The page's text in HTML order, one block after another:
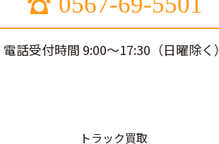
電話受付時間 9:00～17:30（日曜除く）
トラック買取